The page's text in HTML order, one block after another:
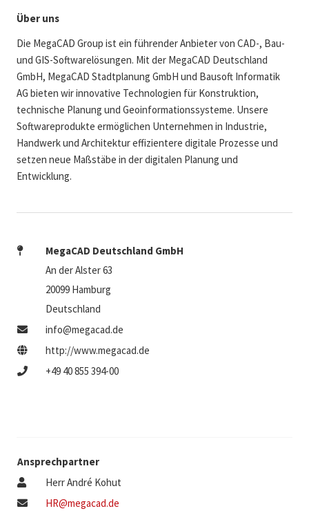
Über uns
Die MegaCAD Group ist ein führender Anbieter von CAD-, Bau-
und GIS-Softwarelösungen. Mit der MegaCAD Deutschland
GmbH, MegaCAD Stadtplanung GmbH und Bausoft Informatik
AG bieten wir innovative Technologien für Konstruktion,
technische Planung und Geoinformationssysteme. Unsere
Softwareprodukte ermöglichen Unternehmen in Industrie,
Handwerk und Architektur effizientere digitale Prozesse und
setzen neue Maßstäbe in der digitalen Planung und
Entwicklung.
MegaCAD Deutschland GmbH
An der Alster 63
20099 Hamburg
Deutschland
info@megacad.de
http://www.megacad.de
+49 40 855 394-00
Ansprechpartner
Herr André Kohut
HR@megacad.de